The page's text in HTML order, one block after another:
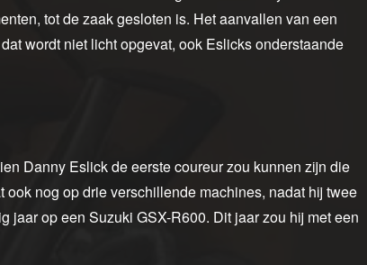
tot de zaak gesloten is. Het aanvallen van een
wordt niet licht opgevat, ook Eslicks onderstaande
Danny Eslick de eerste coureur zou kunnen zijn die
nog op drie verschillende machines, nadat hij twee
jaar op een Suzuki GSX-R600. Dit jaar zou hij met een